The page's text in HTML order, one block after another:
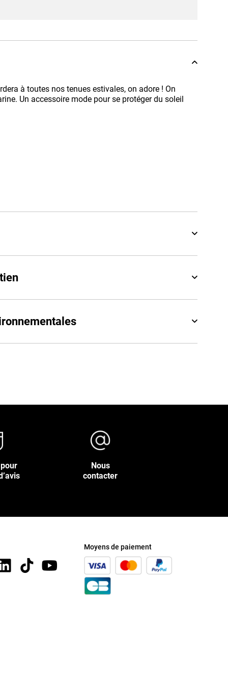
à toutes nos tenues estivales, on adore ! On
Un accessoire mode pour se protéger du soleil
Nous
contacter
Moyens de paiement